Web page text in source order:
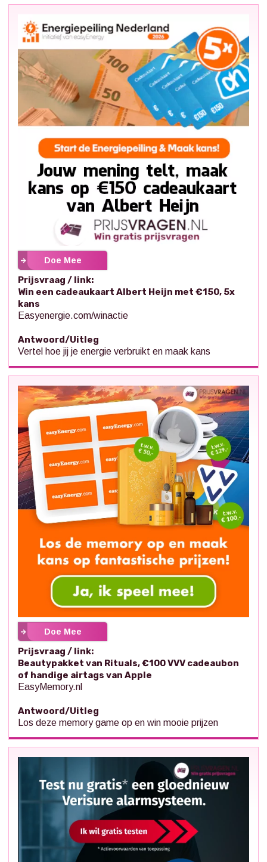
Doe Mee
Prijsvraag / link:
Win een cadeaukaart Albert Heijn met €150, 5x
kans
Easyenergie.com/winactie
Antwoord/Uitleg
Vertel hoe jij je energie verbruikt en maak kans
Doe Mee
Prijsvraag / link:
Beautypakket van Rituals, €100 VVV cadeaubon
of handige airtags van Apple
EasyMemory.nl
Antwoord/Uitleg
Los deze memory game op en win mooie prijzen